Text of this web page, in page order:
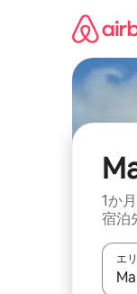
1か
宿泊
エ
検